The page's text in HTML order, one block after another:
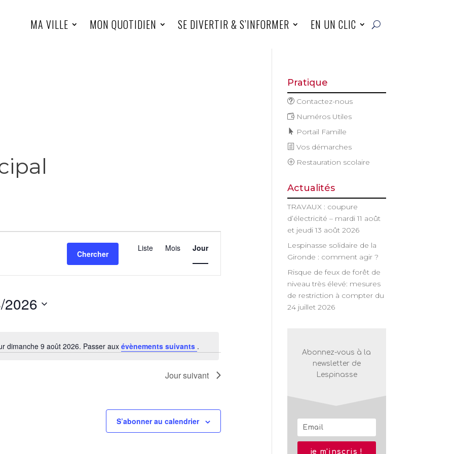
MA VILLE MON QUOTIDIEN SE DIVERTIR & S’INFORMER EN UN CLIC
Notice
dimanche 9 août 2026. Passer aux évènements suivants .
Chercher
de
Liste Mois Jour
2026
Jour suivant
S’abonner au calendrier
Pratique
Contactez-nous
Numéros Utiles
Portail Famille
Vos démarches
Restauration scolaire
Actualités
TRAVAUX : coupure
d’électricité – mardi 11 août
et jeudi 13 août 2026
Lespinasse solidaire de la
Gironde : comment agir ?
Risque de feux de forêt de
niveau très élevé: mesures
de restriction à compter du
24 juillet 2026
Abonnez-vous à la
newsletter de
Lespinasse
je m'inscris !